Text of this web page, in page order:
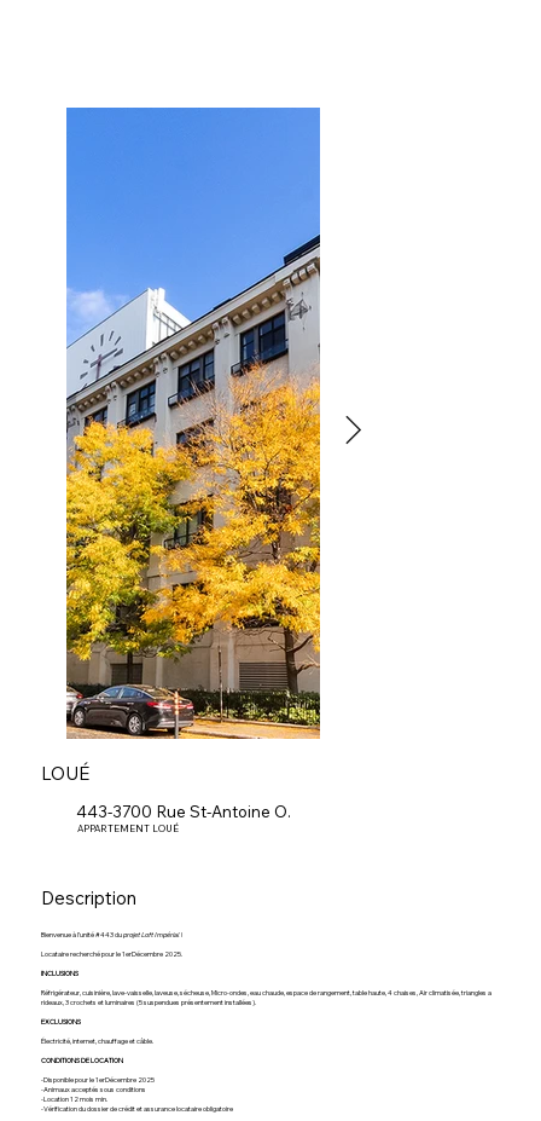
443-3700 Rue St-Antoine O.
APPARTEMENT LOUÉ
LOUÉ
Description
Bienvenue à l’unité #443 duprojet Loft Impérial!
Locataire recherché pour le 1erDécembre 2025.
INCLUSIONS
Réfrigérateur, cuisinière, lave-vaisselle, laveuse, sécheuse, Micro-ondes, eau chaude, espace de rangement, table haute, 4 chaises, Air climatisée, triangles a
rideaux, 3 crochets et luminaires (5 suspendues présentement installées).
EXCLUSIONS
Électricité, internet, chauffage et câble.
CONDITIONS DE LOCATION
-Disponible pour le 1erDécembre 2025
-Animaux acceptés sous conditions
-Location 12 mois min.
-Vérification du dossier de crédit et assurance locataire obligatoire